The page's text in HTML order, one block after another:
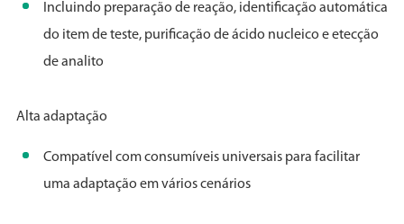
Incluindo preparação de reação, identificação automática
do item de teste, purificação de ácido nucleico e etecção
de analito
Alta adaptação
Compatível com consumíveis universais para facilitar
uma adaptação em vários cenários